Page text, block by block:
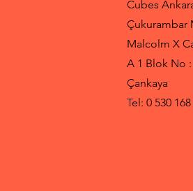
Cubes
Çukurambar
Malcolm X
A 1 Blok No :
Çankaya
Tel: 0 530